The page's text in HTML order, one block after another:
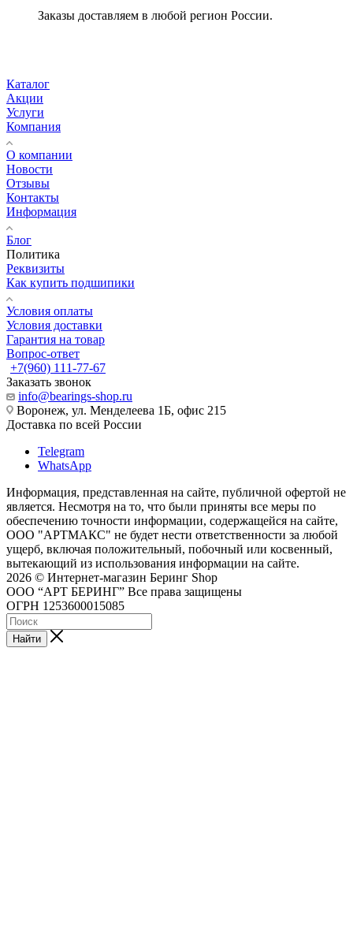
Заказы доставляем в любой регион России.
Каталог
Акции
Услуги
Компания
О компании
Новости
Отзывы
Контакты
Информация
Блог
Политика
Реквизиты
Как купить подшипики
Условия оплаты
Условия доставки
Гарантия на товар
Вопрос-ответ
+7(960) 111-77-67
Заказать звонок
info@bearings-shop.ru
Воронеж, ул. Менделеева 1Б, офис 215
Доставка по всей России
Telegram
WhatsApp
Информация, представленная на сайте, публичной офертой не
является. Несмотря на то, что были приняты все меры по
обеспечению точности информации, содержащейся на сайте,
ООО "АРТМАКС" не будет нести ответственности за любой
ущерб, включая положительный, побочный или косвенный,
вытекающий из использования информации на сайте.
2026 © Интернет-магазин Беринг Shop
ООО “АРТ БЕРИНГ” Все права защищены
ОГРН 1253600015085
Найти